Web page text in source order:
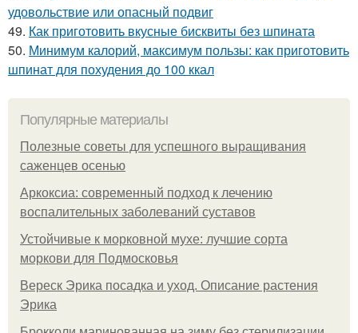
удовольствие или опасный подвиг
49. Как приготовить вкусные бисквиты без шпината
50. Минимум калорий, максимум пользы: как приготовить
шпинат для похудения до 100 ккал
Популярные материалы
Полезные советы для успешного выращивания
саженцев осенью
Аркоксиа: современный подход к лечению
воспалительных заболеваний суставов
Устойчивые к морковной мухе: лучшие сорта
моркови для Подмосковья
Вереск Эрика посадка и уход. Описание растения
Эрика